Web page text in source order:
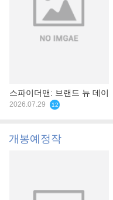
스파이더맨: 브랜드 뉴 데이
2026.07.29 12
개봉예정작